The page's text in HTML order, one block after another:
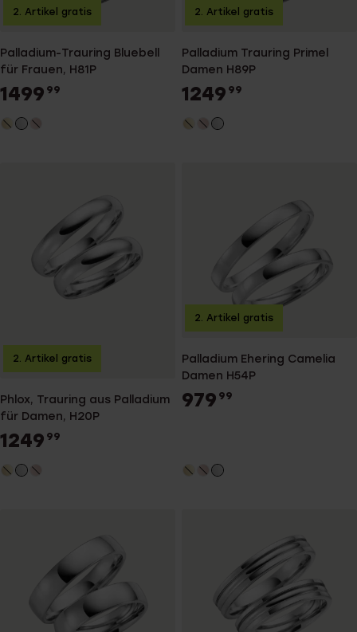
Palladium-Trauring Bluebell
für Frauen, H81P
1499 99
2. Artikel gratis
Palladium Trauring Primel
Damen H89P
1249 99
2. Artikel gratis
Phlox, Trauring aus Palladium
für Damen, H20P
1249 99
2. Artikel gratis
Palladium Ehering Camelia
Damen H54P
979 99
2. Artikel gratis